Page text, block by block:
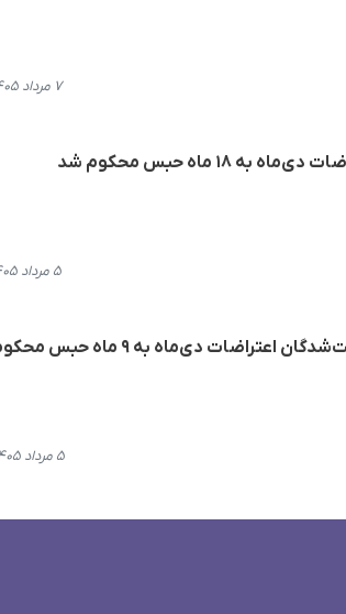
۷ مرداد ۱۴۰۵، ۱۲:۲۲
ماه حبس محکوم شد
۵ مرداد ۱۴۰۵، ۱۵:۱۲
دی‌ماه به ۹ ماه حبس محکوم شد
۵ مرداد ۱۴۰۵، ۱۰:۲۴